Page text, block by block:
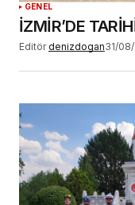
GENEL
İZMİR’DE
Editör denizdogan31/